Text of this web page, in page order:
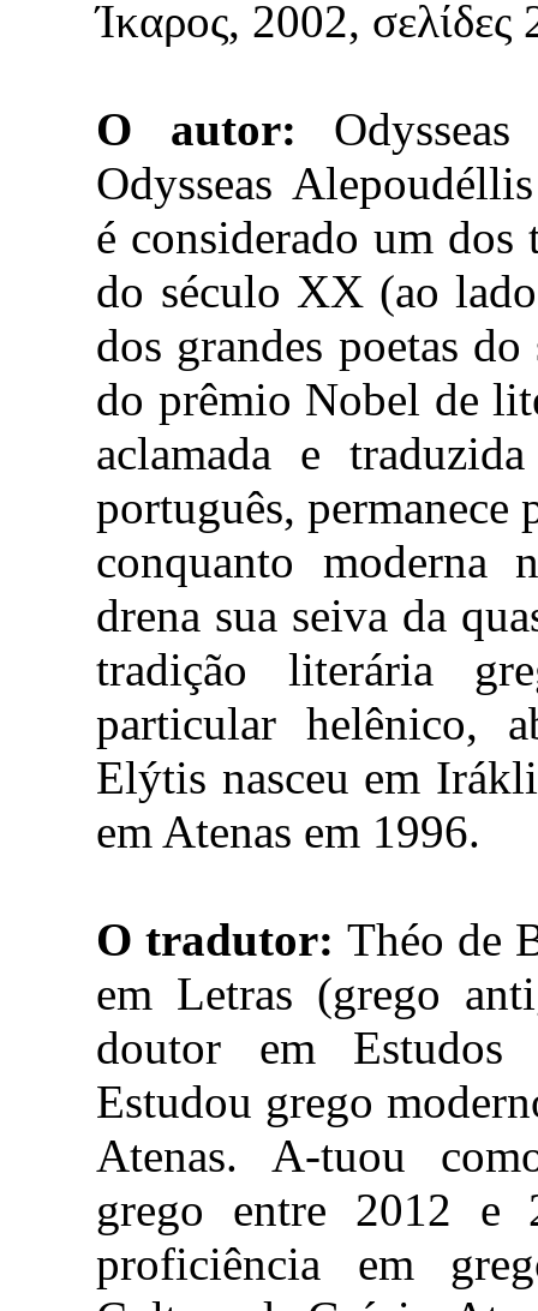
Ίκαρος, 2002, σελίδες
O autor:
Odysseas
é considerado um dos
do século XX (ao
dos grandes poetas
do prêmio Nobel de
aclamada e
português, permanece
conquanto moderna
drena sua seiva da
tradição literária
particular helênico,
Elýtis nasceu em
em Atenas em 1996.
O tradutor: Théo de
em Letras (grego
doutor em Estudos
Estudou grego
Atenas. A-tuou
grego entre 2012 e
proficiência em